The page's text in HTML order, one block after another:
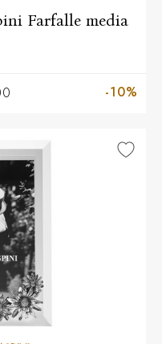
Farfalle media
-10%